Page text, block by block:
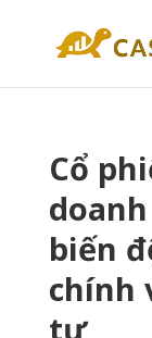
Cổ
biến
chính
tư